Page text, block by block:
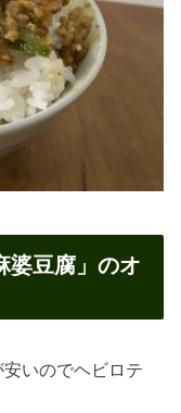
豆腐」のオ
いのでヘビロテ